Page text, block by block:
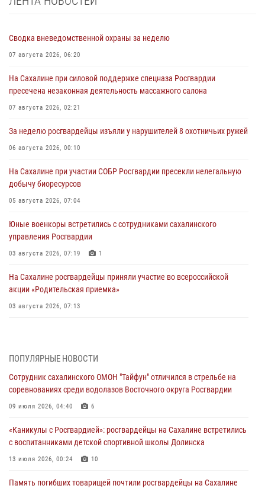
Сводка вневедомственной охраны за неделю
07 августа 2026, 06:20
На Сахалине при силовой поддержке спецназа Росгвардии
пресечена незаконная деятельность массажного салона
07 августа 2026, 02:21
За неделю росгвардейцы изъяли у нарушителей 8 охотничьих ружей
06 августа 2026, 00:10
На Сахалине при участии СОБР Росгвардии пресекли нелегальную
добычу биоресурсов
05 августа 2026, 07:04
Юные военкоры встретились с сотрудниками сахалинского
управления Росгвардии
03 августа 2026, 07:19 1
На Сахалине росгвардейцы приняли участие во всероссийской
акции «Родительская приемка»
03 августа 2026, 07:13
31 июля 2026, 06:56
Сахалинские росгвардейцы стали лучшими на чемпионате
31 июля 2026, 03:59 1
В Управлении Росгвардии по Сахалинской области прошли учебно-
пунктов
ПОПУЛЯРНЫЕ НОВОСТИ
Сотрудник сахалинского ОМОН "Тайфун" отличился в стрельбе на
соревнованиях среди водолазов Восточного округа Росгвардии
09 июля 2026, 04:40 6
«Каникулы с Росгвардией»: росгвардейцы на Сахалине встретились
с воспитанниками детской спортивной школы Долинска
13 июля 2026, 00:24 10
Память погибших товарищей почтили росгвардейцы на Сахалине